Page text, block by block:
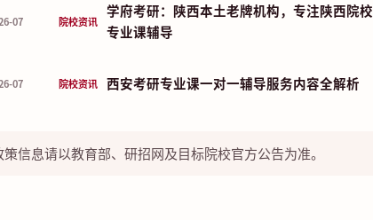
07 院校资讯
学府考研：陕西本土老牌机构，专注陕西院校
专业课辅导
07 院校资讯 西安考研专业课一对一辅导服务内容全解析
信息请以教育部、研招网及目标院校官方公告为准。